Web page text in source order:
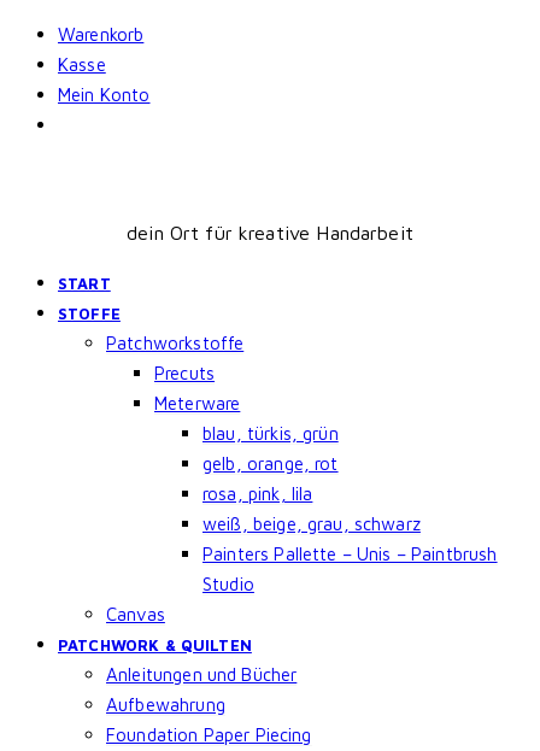
Skip
content
Warenkorb
Kasse
Mein Konto
dein Ort für kreative Handarbeit
START
STOFFE
Patchworkstoffe
Precuts
Meterware
blau, türkis, grün
gelb, orange, rot
rosa, pink, lila
weiß, beige, grau, schwarz
Painters Pallette – Unis – Paintbrush
Studio
Canvas
PATCHWORK & QUILTEN
Anleitungen und Bücher
Aufbewahrung
Foundation Paper Piecing